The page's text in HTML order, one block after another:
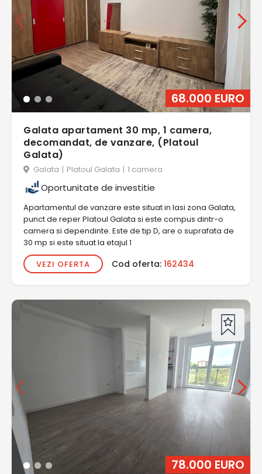
68.000 EURO
Galata apartament 30 mp, 1 camera,
decomandat, de vanzare, (Platoul
Galata)
Galata | Platoul Galata | 1 camera
Oportunitate de investitie
Apartamentul de vanzare este situat in Iasi zona Galata,
punct de reper Platoul Galata si este compus dintr-o
camera si dependinte. Este de tip D, are o suprafata de
30 mp si este situat la etajul 1
VEZI OFERTA
Cod oferta: 162434
78.000 EURO